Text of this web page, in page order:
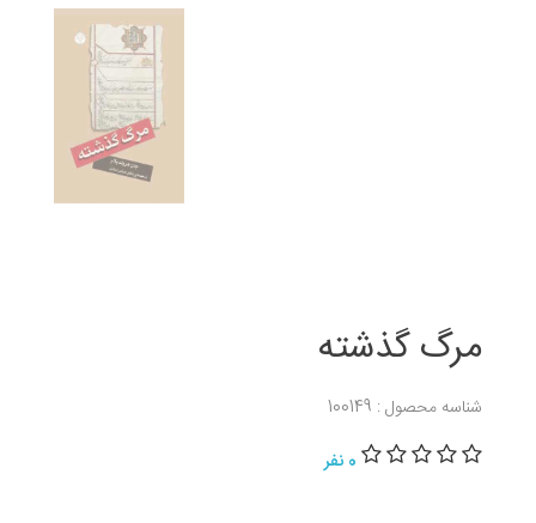
مرگ گذشته
شناسه محصول : 100149
0 نفر